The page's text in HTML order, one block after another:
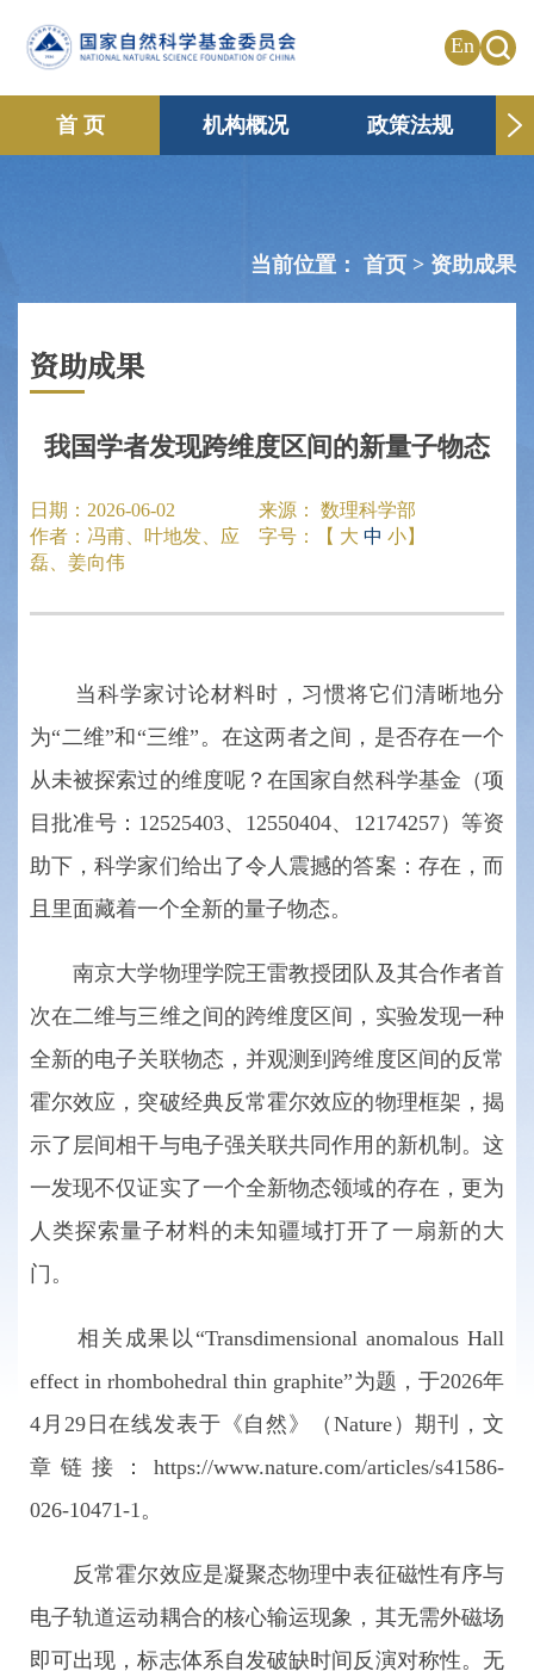
En
首 页 机构概况 政策法规
当前位置： 首页 > 资助成果
资助成果
我国学者发现跨维度区间的新量子物态
日期： 2026-06-02 来源：
数理科学部
作者： 冯甫、叶地发、应
磊、姜向伟
字号：【 大 中 小】
当科学家讨论材料时，习惯将它们清晰地分
为“二维”和“三维”。在这两者之间，是否存在一个
从未被探索过的维度呢？在国家自然科学基金（项
目批准号：12525403、12550404、12174257）等资
助下，科学家们给出了令人震撼的答案：存在，而
且里面藏着一个全新的量子物态。
南京大学物理学院王雷教授团队及其合作者首
次在二维与三维之间的跨维度区间，实验发现一种
全新的电子关联物态，并观测到跨维度区间的反常
霍尔效应，突破经典反常霍尔效应的物理框架，揭
示了层间相干与电子强关联共同作用的新机制。这
一发现不仅证实了一个全新物态领域的存在，更为
人类探索量子材料的未知疆域打开了一扇新的大
门。
相关成果以“Transdimensional anomalous Hall
effect in rhombohedral thin graphite”为题，于2026年
4月29日在线发表于《自然》（Nature）期刊，文
章链接：https://www.nature.com/articles/s41586-
026-10471-1。
反常霍尔效应是凝聚态物理中表征磁性有序与
电子轨道运动耦合的核心输运现象，其无需外磁场
即可出现，标志体系自发破缺时间反演对称性。无